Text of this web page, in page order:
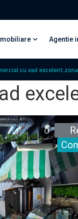
Agentie
cu vad excelent,zona